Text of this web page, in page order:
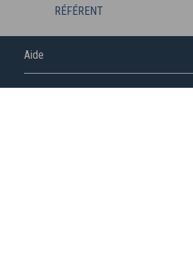
RÉFÉRENT
Aide